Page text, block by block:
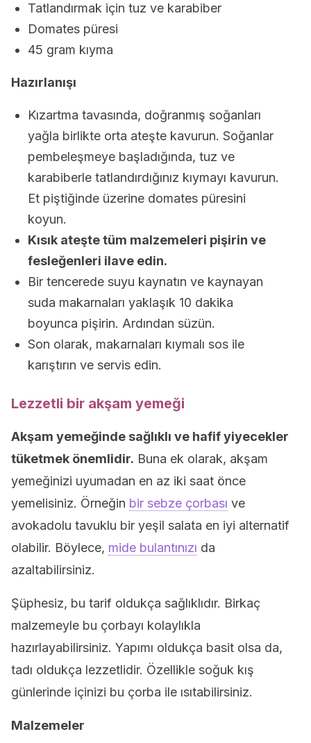
Tatlandırmak için tuz ve karabiber
Domates püresi
45 gram kıyma
Hazırlanışı
Kızartma tavasında, doğranmış soğanları
yağla birlikte orta ateşte kavurun. Soğanlar
pembeleşmeye başladığında, tuz ve
karabiberle tatlandırdığınız kıymayı kavurun.
Et piştiğinde üzerine domates püresini
koyun.
Kısık ateşte tüm malzemeleri pişirin ve
fesleğenleri ilave edin.
Bir tencerede suyu kaynatın ve kaynayan
suda makarnaları yaklaşık 10 dakika
boyunca pişirin. Ardından süzün.
Son olarak, makarnaları kıymalı sos ile
karıştırın ve servis edin.
Lezzetli bir akşam yemeği
Akşam yemeğinde sağlıklı ve hafif yiyecekler
tüketmek önemlidir. Buna ek olarak, akşam
yemeğinizi uyumadan en az iki saat önce
yemelisiniz. Örneğin bir sebze çorbası ve
avokadolu tavuklu bir yeşil salata en iyi alternatif
olabilir. Böylece, mide bulantınızı da
azaltabilirsiniz.
Şüphesiz, bu tarif oldukça sağlıklıdır. Birkaç
malzemeyle bu çorbayı kolaylıkla
hazırlayabilirsiniz. Yapımı oldukça basit olsa da,
tadı oldukça lezzetlidir. Özellikle soğuk kış
günlerinde içinizi bu çorba ile ısıtabilirsiniz.
Malzemeler